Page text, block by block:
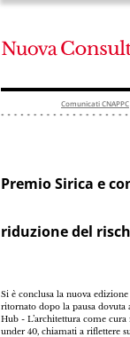
Comunicati CNAPPC
Premio Sirica e
riduzione del
Si è conclusa la nuova
ritornato dopo la pausa dovuta
Hub - L’architettura come cura
under 40, chiamati a riflettere